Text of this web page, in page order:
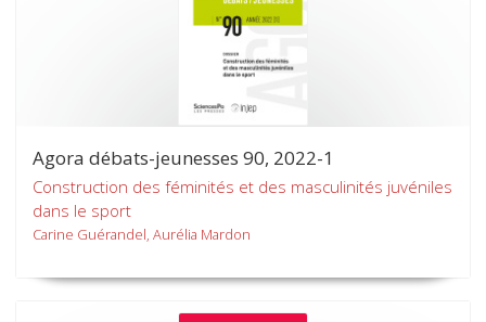
Agora débats-jeunesses 90, 2022-1
Construction des féminités et des masculinités juvéniles
dans le sport
Carine Guérandel, Aurélia Mardon